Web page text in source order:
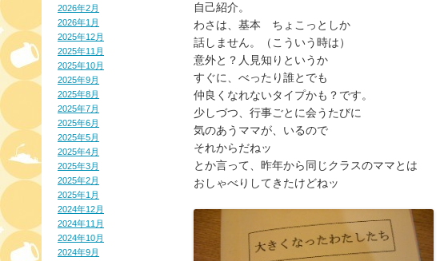
2026年2月
2026年1月
2025年12月
2025年11月
2025年10月
2025年9月
2025年8月
2025年7月
2025年6月
2025年5月
2025年4月
2025年3月
2025年2月
2025年1月
2024年12月
2024年11月
2024年10月
2024年9月
自己紹介。
わさは、基本　ちょこっとしか
話しません。（こういう時は）
意外と？人見知りというか
すぐに、べったり誰とでも
仲良くなれないタイプかも？です。
少しづつ、行事ごとに会うたびに
気のあうママが、いるので
それからだねッ
とか言って、昨年から同じクラスのママとは
おしゃべりしてきたけどねッ